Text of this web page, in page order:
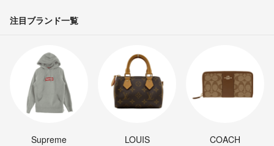
注目ブランド一覧
Supreme
LOUIS
COACH